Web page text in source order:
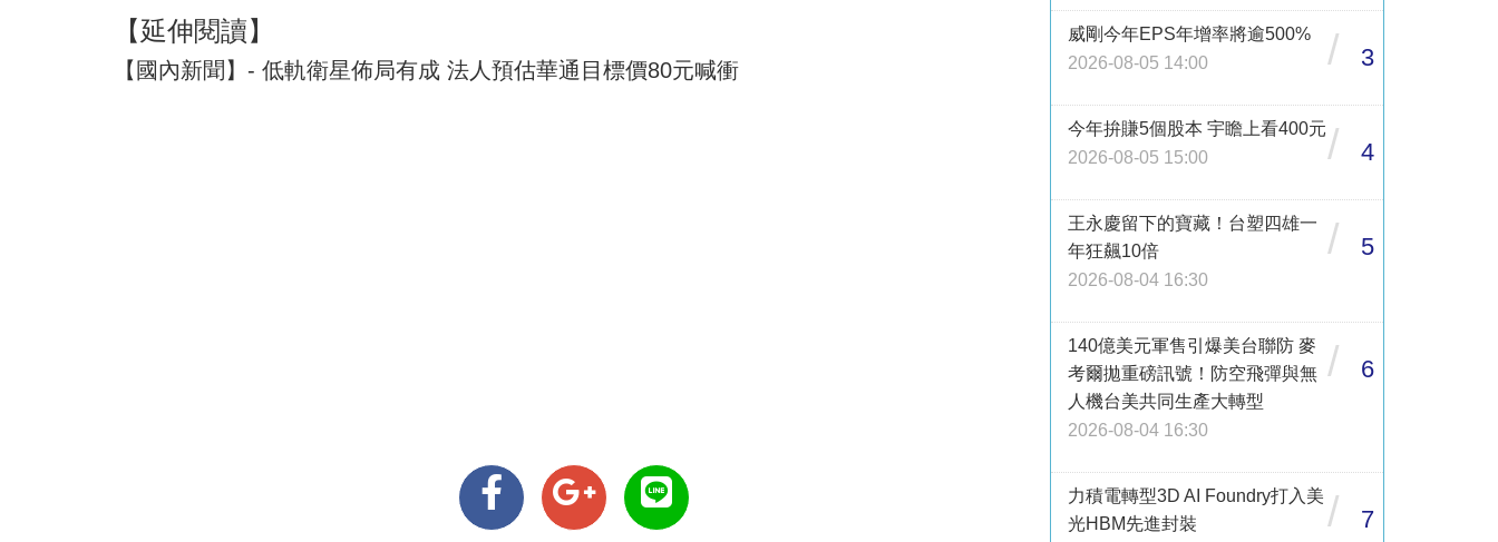
【延伸閱讀】
【國內新聞】- 低軌衛星佈局有成 法人預估華通目標價80元喊衝
威剛今年EPS年增率將逾500%
2026-08-05 14:00
/ 3
今年拚賺5個股本 宇瞻上看400元
2026-08-05 15:00
/ 4
王永慶留下的寶藏！台塑四雄一
年狂飆10倍
2026-08-04 16:30
/ 5
140億美元軍售引爆美台聯防 麥
考爾拋重磅訊號！防空飛彈與無
人機台美共同生產大轉型
2026-08-04 16:30
/ 6
力積電轉型3D AI Foundry打入美
光HBM先進封裝
/ 7